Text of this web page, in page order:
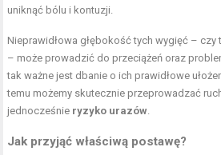
uniknąć bólu i kontuzji.
Nieprawidłowa głębokość tych wygięć – czy
– może prowadzić do przeciążeń oraz
tak ważne jest dbanie o ich prawidłowe
temu możemy skutecznie przeprowadzać
jednocześnie ryzyko urazów.
Jak przyjąć właściwą postawę?